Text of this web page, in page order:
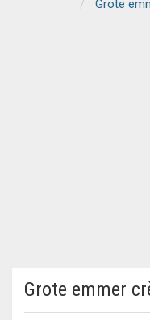
Grote
Grote emmer